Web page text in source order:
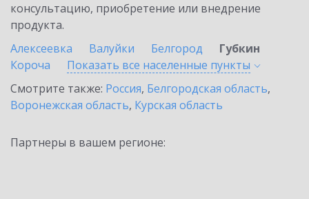
консультацию, приобретение или внедрение
продукта.
Алексеевка
Валуйки Белгород
Губкин
Короча
Показать все населенные пункты
Смотрите также: Россия, Белгородская область,
Воронежская область, Курская область
Партнеры в вашем регионе: